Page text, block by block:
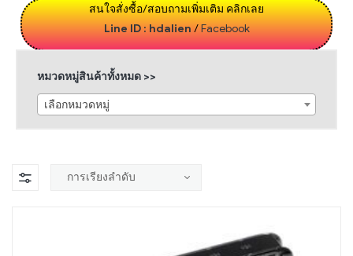
สนใจสั่งซื้อ/สอบถามเพิ่มเติม คลิกเลย
Line ID : hdalien/Facebook
หมวดหมู่สินค้าทั้งหมด >>
เลือกหมวดหมู่